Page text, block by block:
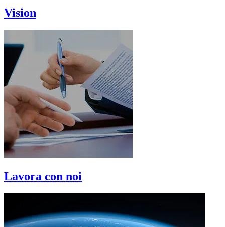
Vision
Lavora con noi